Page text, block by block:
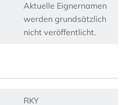
Aktuelle Eignernamen
werden grundsätzlich
nicht veröffentlicht.
RKY